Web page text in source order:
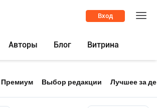
Вход
Авторы Блог Витрина
Премиум Выбор редакции Лучшее за